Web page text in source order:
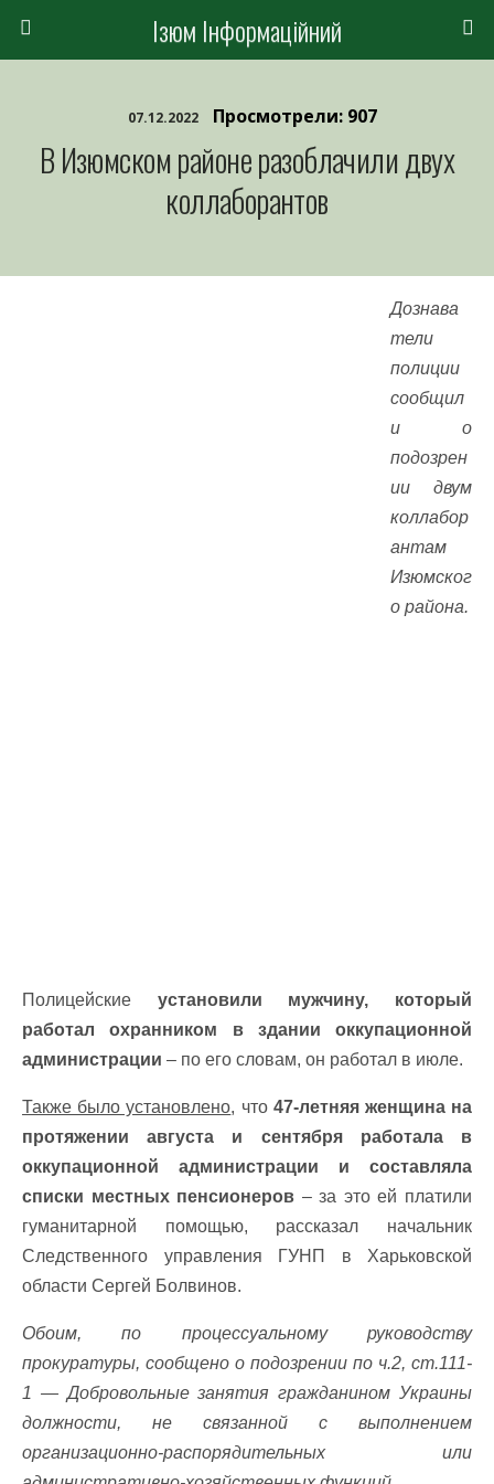
Ізюм Інформаційний
07.12.2022 Просмотрели: 907
В Изюмском районе разоблачили двух
коллаборантов
Дознава
тели
полиции
сообщил
и о
подозрен
ии двум
коллабор
антам
Изюмског
о района.
Полицейские установили мужчину, который
работал охранником в здании оккупационной
администрации – по его словам, он работал в июле.
Также было установлено, что47-летняя женщина на
протяжении августа и сентября работала в
оккупационной администрации и составляла
списки местных пенсионеров – за это ей платили
гуманитарной помощью, рассказал начальник
Следственного управления ГУНП в Харьковской
области Сергей Болвинов.
Обоим, по процессуальному руководству
прокуратуры, сообщено о подозрении по ч.2, ст.111-
1 — Добровольные занятия гражданином Украины
должности, не связанной с выполнением
организационно-распорядительных или